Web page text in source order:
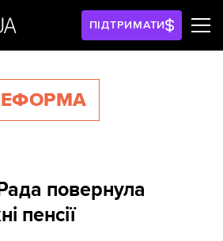
ПІДТРИМАТИ
повернула
пенсії